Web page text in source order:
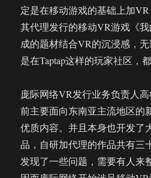
定是在移动游戏的基础上加
其代理发行的移动VR游戏《
成的题材结合VR的沉浸感，
是在Taptap这样的玩家社区，
庞际网络VR发行业务负责人
前主要面向东南亚主流地区的
优质内容。并且本身也开发了
品，自研加代理的作品共有三
发现了一些问题，需要有人来